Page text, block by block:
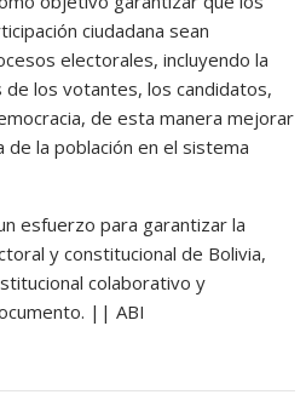
ciudadana sean
electorales, incluyendo la
los votantes, los candidatos,
de esta manera mejorar
de la población en el sistema
esfuerzo para garantizar la
y constitucional de Bolivia,
colaborativo y
|| ABI